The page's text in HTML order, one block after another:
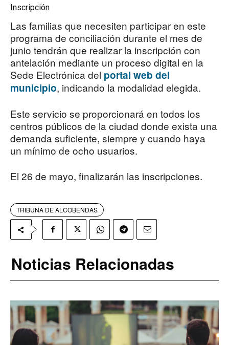
Inscripción
Las familias que necesiten participar en este
programa de conciliación durante el mes de
junio tendrán que realizar la inscripción con
antelación mediante un proceso digital en la
Sede Electrónica del portal web del
municipio, indicando la modalidad elegida.
Este servicio se proporcionará en todos los
centros públicos de la ciudad donde exista una
demanda suficiente, siempre y cuando haya
un mínimo de ocho usuarios.
El 26 de mayo, finalizarán las inscripciones.
TRIBUNA DE ALCOBENDAS
Noticias Relacionadas